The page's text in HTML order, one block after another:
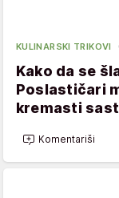
KULINARSKI TRIKOVI
Kako da se
Poslastičari
kremasti
Komentariši